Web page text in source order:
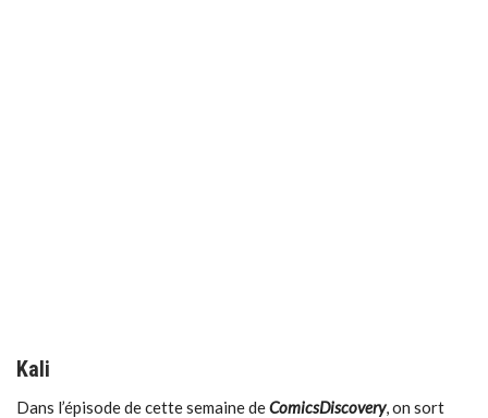
Kali
Dans l’épisode de cette semaine deComicsDiscovery, on sort